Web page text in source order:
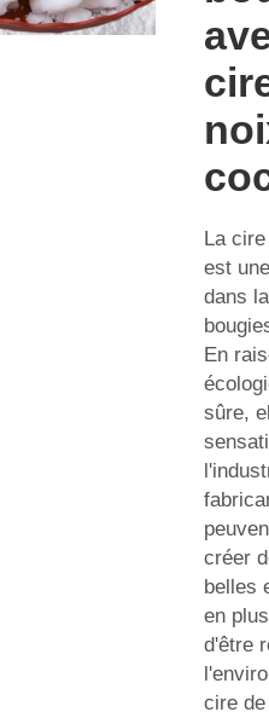
La
est
dans
En
sûre,
créer
belles
en
d'être
cire